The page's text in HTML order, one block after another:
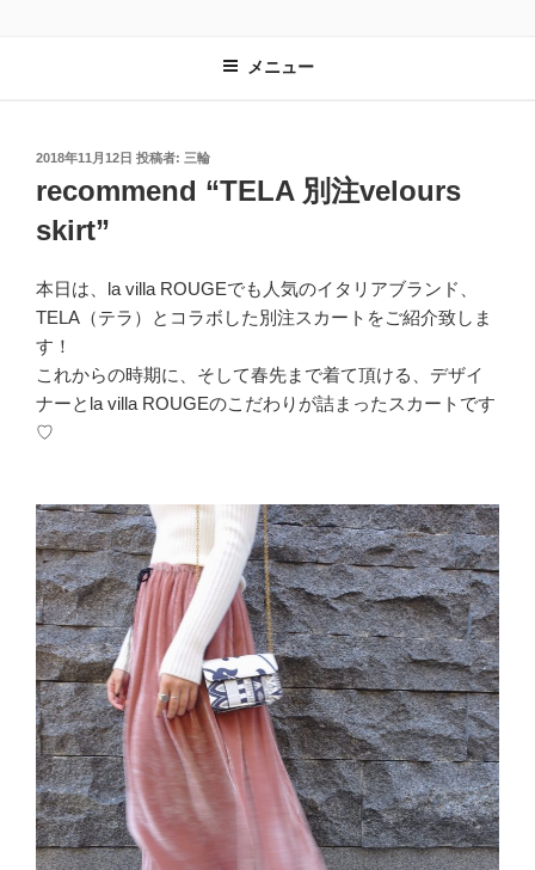
メニュー
投
日:
2018年11月12日 投稿者: 三輪
recommend “TELA 別注velours
skirt”
本日は、la villa ROUGEでも人気のイタリアブランド、
TELA（テラ）とコラボした別注スカートをご紹介致しま
す！
これからの時期に、そして春先まで着て頂ける、デザイ
ナーとla villa ROUGEのこだわりが詰まったスカートです
♡